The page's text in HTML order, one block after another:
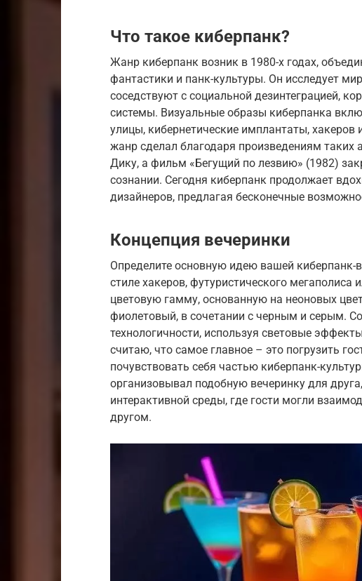
Что такое киберпанк?
Жанр киберпанк возник в 1980-х годах,
фантастики и панк-культуры. Он исследует
соседствуют с социальной дезинтеграцией,
системы. Визуальные образы киберпанка
улицы, кибернетические имплантаты,
жанр сделал благодаря произведениям таких
Дику, а фильм «Бегущий по лезвию» (1982)
сознании. Сегодня киберпанк продолжает
дизайнеров, предлагая бесконечные
Концепция вечеринки
Определите основную идею вашей
стиле хакеров, футуристического мегаполиса
цветовую гамму, основанную на неоновых
фиолетовый, в сочетании с черным и серым.
технологичности, используя световые
считаю, что самое главное – это погрузить
почувствовать себя частью киберпанк-
организовывал подобную вечеринку для
интерактивной среды, где гости могли
другом.